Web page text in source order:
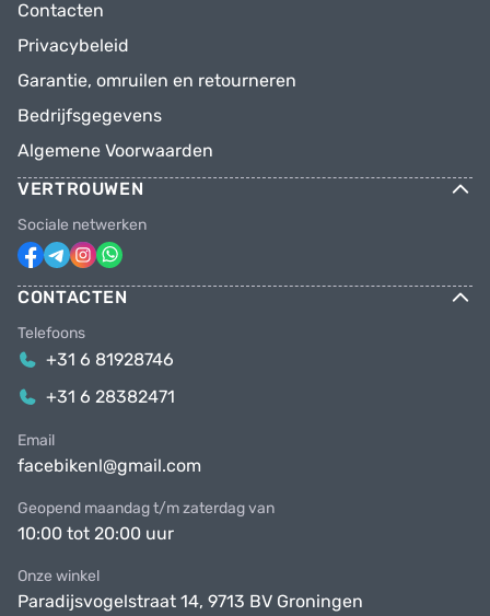
Contacten
Privacybeleid
Garantie, omruilen en retourneren
Bedrijfsgegevens
Algemene Voorwaarden
VERTROUWEN
Sociale netwerken
CONTACTEN
Telefoons
+31 6 81928746
+31 6 28382471
Email
facebikenl@gmail.com
Geopend maandag t/m zaterdag van
10:00 tot 20:00 uur
Onze winkel
Paradijsvogelstraat 14, 9713 BV Groningen